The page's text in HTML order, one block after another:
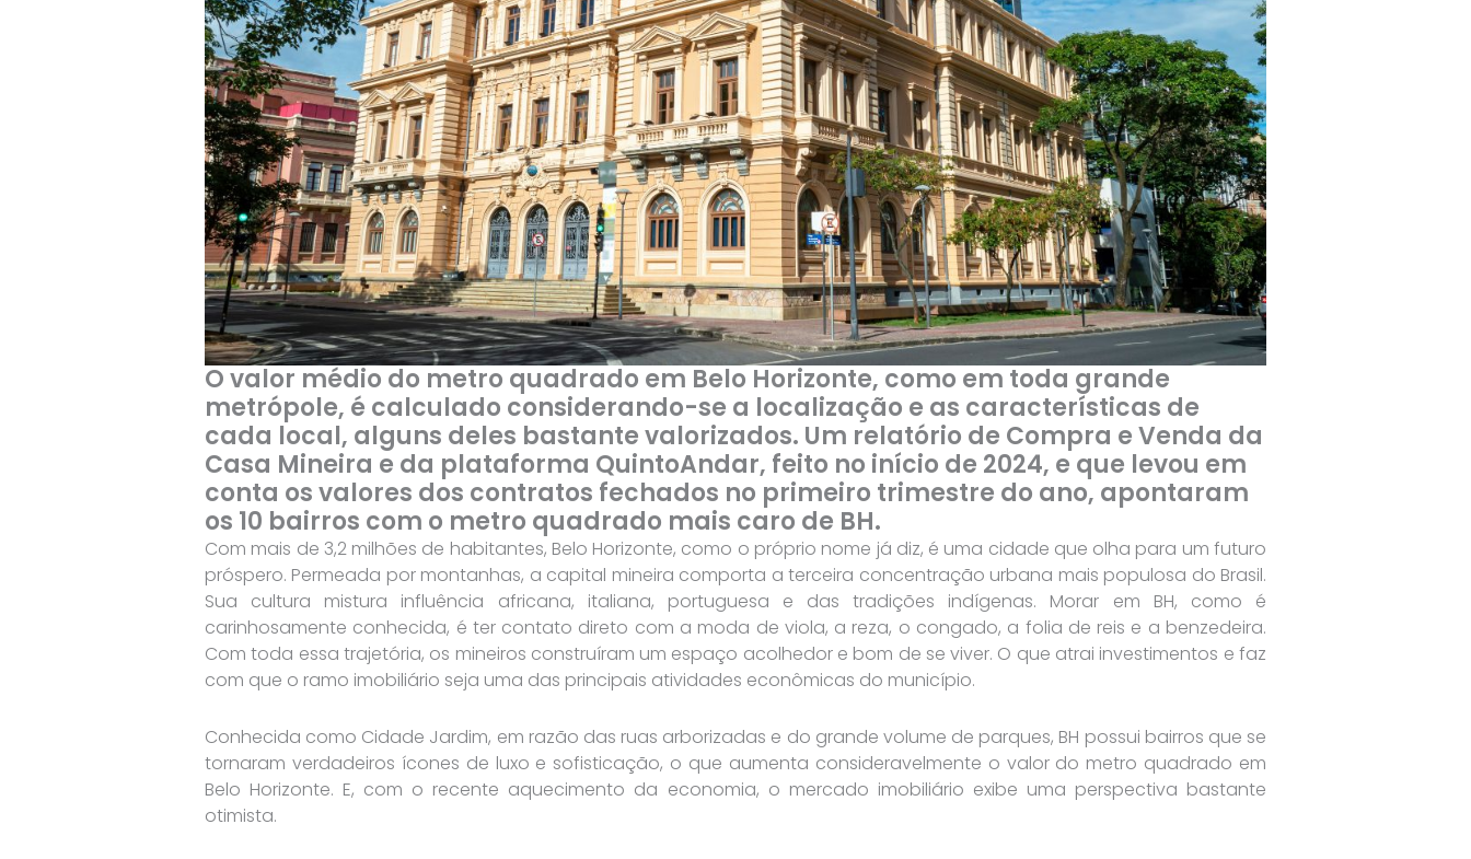
O valor médio do metro quadrado em Belo Horizonte, como em toda grande
metrópole, é calculado considerando-se a localização e as características de
cada local, alguns deles bastante valorizados. Um relatório de Compra e Venda da
Casa Mineira e da plataforma QuintoAndar, feito no início de 2024, e que levou em
conta os valores dos contratos fechados no primeiro trimestre do ano, apontaram
os 10 bairros com o metro quadrado mais caro de BH.
Com mais de 3,2 milhões de habitantes, Belo Horizonte, como o próprio nome já diz, é uma cidade que olha para um futuro
próspero. Permeada por montanhas, a capital mineira comporta a terceira concentração urbana mais populosa do Brasil.
Sua cultura mistura influência africana, italiana, portuguesa e das tradições indígenas. Morar em BH, como é
carinhosamente conhecida, é ter contato direto com a moda de viola, a reza, o congado, a folia de reis e a benzedeira.
Com toda essa trajetória, os mineiros construíram um espaço acolhedor e bom de se viver. O que atrai investimentos e faz
com que o ramo imobiliário seja uma das principais atividades econômicas do município.
Conhecida como Cidade Jardim, em razão das ruas arborizadas e do grande volume de parques, BH possui bairros que se
tornaram verdadeiros ícones de luxo e sofisticação, o que aumenta consideravelmente o valor do metro quadrado em
Belo Horizonte. E, com o recente aquecimento da economia, o mercado imobiliário exibe uma perspectiva bastante
otimista.